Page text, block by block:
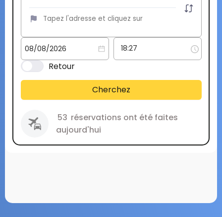
Retour
Cherchez
53 réservations ont été faites
aujourd'hui